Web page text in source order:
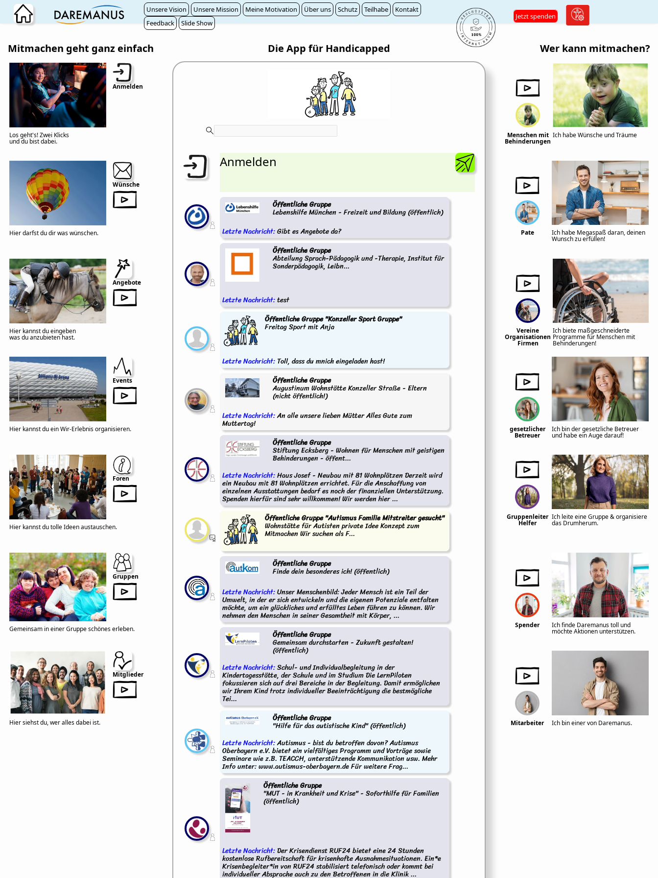
Zum Hauptinhalt wechseln Unsere Vision Unsere Mission Meine Motivation Über uns Schutz Teilhabe
Kontakt
Feedback
Slide Show
Jetzt spenden
Mitmachen geht ganz einfach Die App für Handicapped Wer kann mitmachen?
Anmelden
Los geht's! Zwei Klicks
und du bist dabei.
Wünsche
Hier darfst du dir was wünschen.
Angebote
Hier kannst du eingeben
was du anzubieten hast.
Events
Hier kannst du ein Wir-Erlebnis organisieren.
Foren
Hier kannst du tolle Ideen austauschen.
Gruppen
Gemeinsam in einer Gruppe schönes erleben.
Mitglieder
Hier siehst du, wer alles dabei ist.
Anmelden
Öffentliche Gruppe
Lebenshilfe München - Freizeit und Bildung (öffentlich)
Letzte Nachricht:Gibt es Angebote da?
Öffentliche Gruppe
Abteilung Sprach-Pädagogik und -Therapie, Institut für
Sonderpädagogik, Leibn...
Letzte Nachricht:test
Öffentliche Gruppe "Konzeller Sport Gruppe"
Freitag Sport mit Anja
Letzte Nachricht: Toll, dass du mnich eingeladen hast!
Öffentliche Gruppe
Augustinum Wohnstätte Konzeller Straße - Eltern
(nicht öffentlich!)
Letzte Nachricht:An alle unsere lieben Mütter Alles Gute zum
Muttertag!
Öffentliche Gruppe
Stiftung Ecksberg - Wohnen für Menschen mit geistigen
Behinderungen - öffent...
Letzte Nachricht:Haus Josef - Neubau mit 81 Wohnplätzen Derzeit wird
ein Neubau mit 81 Wohnplätzen errichtet. Für die Anschaffung von
einzelnen Ausstattungen bedarf es noch der finanziellen Unterstützung.
Spenden hierfür sind sehr willkommen! Wir werden hier ...
Öffentliche Gruppe "Autismus Familie Mitstreiter gesucht"
Wohnstätte für Autisten private Idee Konzept zum
Mitmachen Wir suchen als F...
Öffentliche Gruppe
Finde dein besonderes ich! (öffentlich)
Letzte Nachricht:Unser Menschenbild: Jeder Mensch ist ein Teil der
Umwelt, in der er sich entwickeln und die eigenen Potenziale entfalten
möchte, um ein glückliches und erfülltes Leben führen zu können. Wir
nehmen den Menschen in seiner Gesamtheit mit Körper, ...
Öffentliche Gruppe
Gemeinsam durchstarten - Zukunft gestalten!
(öffentlich)
Letzte Nachricht:Schul- und Individualbegleitung in der
Kindertagesstätte, der Schule und im Studium Die LernPiloten
fokussieren sich auf drei Bereiche in der Begleitung. Damit ermöglichen
wir Ihrem Kind trotz individueller Beeinträchtigung die bestmögliche
Tei...
Öffentliche Gruppe
"Hilfe für das autistische Kind" (öffentlich)
Letzte Nachricht:Autismus - bist du betroffen davon? Autismus
Oberbayern e.V. bietet ein vielfältiges Programm und Vorträge sowie
Seminare wie z.B. TEACCH, unterstützende Kommunikation usw. Mehr
Info unter: www.autismus-oberbayern.de Für weitere Frag...
Öffentliche Gruppe
"MUT - in Krankheit und Krise" - Soforthilfe für Familien
(öffentlich)
Letzte Nachricht:Der Krisendienst RUF24 bietet eine 24 Stunden
kostenlose Rufbereitschaft für krisenhafte Ausnahmesituationen. Ein*e
Krisenbegleiter*in von RUF24 stabilisiert telefonisch oder kommt bei
individueller Absprache auch zu den Betroffenen in die Klinik ...
Menschen mit
Behinderungen
Ich habe Wünsche und Träume
Pate Ich habe Megaspaß daran, deinen
Wunsch zu erfüllen!
Vereine
Organisationen
Firmen
Ich biete maßgeschneiderte
Programme für Menschen mit
Behinderungen!
gesetzlicher
Betreuer
Ich bin der gesetzliche Betreuer
und habe ein Auge darauf!
Gruppenleiter
Helfer
Ich leite eine Gruppe & organisiere
das Drumherum.
Spender Ich finde Daremanus toll und
möchte Aktionen unterstützen.
Mitarbeiter Ich bin einer von Daremanus.